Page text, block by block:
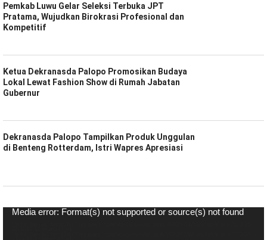
Pemkab Luwu Gelar Seleksi Terbuka JPT
Pratama, Wujudkan Birokrasi Profesional dan
Kompetitif
Ketua Dekranasda Palopo Promosikan Budaya
Lokal Lewat Fashion Show di Rumah Jabatan
Gubernur
Dekranasda Palopo Tampilkan Produk Unggulan
di Benteng Rotterdam, Istri Wapres Apresiasi
Pemutar
Media error: Format(s) not supported or source(s) not found